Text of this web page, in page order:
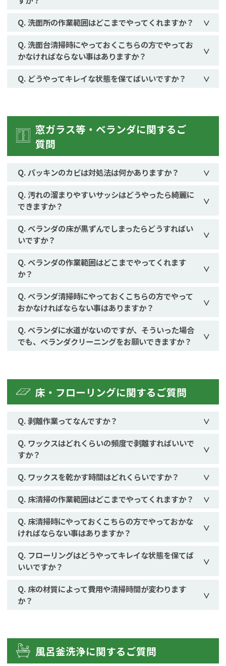
洗面所の作業範囲はどこまでやってくれますか？
洗面台清掃時にやっておくこちらの方でやってお
かなければならない事はありますか？
どうやってキレイな状態を保てばいいですか？
窓ガラス等・ベランダに関するご
質問
パッキンのカビは対処法は何かありますか？
汚れの溜まりやすいサッシはどうやったら綺麗に
できますか？
ベランダの床が黒ずんでしまったらどうすればい
いですか？
ベランダの作業範囲はどこまでやってくれます
か？
ベランダ清掃時にやっておくこちらの方でやって
おかなければならない事はありますか？
ベランダに水道がないのですが、そういった場合
でも、ベランダクリーニングをお願いできますか？
床・フローリングに関するご質問
剥離作業ってなんですか？
ワックスはどれくらいの頻度で剥離すればいいで
すか？
ワックスを乾かす時間はどれくらいですか？
床清掃の作業範囲はどこまでやってくれますか？
床清掃時にやっておくこちらの方でやっておかな
ければならない事はありますか？
フローリングはどうやってキレイな状態を保てば
いいですか？
床の材質によって費用や清掃時間が変わります
か？
風呂釜洗浄に関するご質問